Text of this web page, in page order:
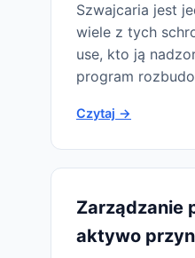
Szwajcaria jest
wiele z tych
use, kto ją
program
Czytaj →
Zarządzanie
aktywo